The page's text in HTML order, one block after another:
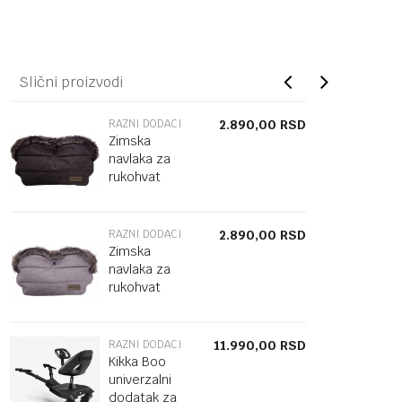
Slični proizvodi
RAZNI DODACI
Zimska
navlaka za
rukohvat
Black
2.890,00 RSD
RAZNI DODACI
Zimska
navlaka za
rukohvat
Grey
2.890,00 RSD
RAZNI DODACI
Kikka Boo
univerzalni
dodatak za
11.990,00 RSD